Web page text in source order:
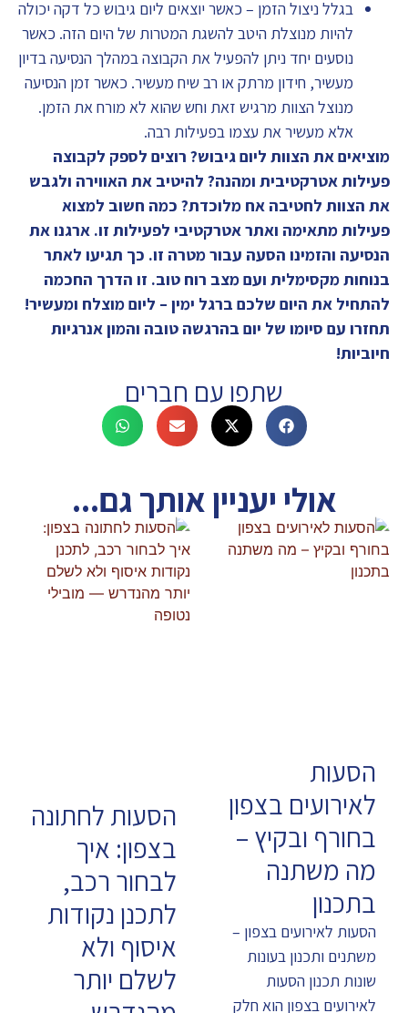
בגלל ניצול הזמן – כאשר יוצאים ליום גיבוש כל דקה יכולה
להיות מנוצלת היטב להשגת המטרות של היום הזה. כאשר
נוסעים יחד ניתן להפעיל את הקבוצה במהלך הנסיעה בדיון
מעשיר, חידון מרתק או רב שיח מעשיר. כאשר זמן הנסיעה
מנוצל הצוות מרגיש זאת וחש שהוא לא מורח את הזמן.
אלא מעשיר את עצמו בפעילות רבה.
מוציאים את הצוות ליום גיבוש? רוצים לספק לקבוצה
פעילות אטרקטיבית ומהנה? להיטיב את האווירה ולגבש
את הצוות לחטיבה אח מלוכדת? כמה חשוב למצוא
פעילות מתאימה ואתר אטרקטיבי לפעילות זו. ארגנו את
הנסיעה והזמינו הסעה עבור מטרה זו. כך תגיעו לאתר
בנוחות מקסימלית ועם מצב רוח טוב. זו הדרך החכמה
להתחיל את היום שלכם ברגל ימין – ליום מוצלח ומעשיר!
תחזרו עם סיומו של יום בהרגשה טובה והמון אנרגיות
חיוביות!
שתפו עם חברים
אולי יעניין אותך גם...
הסעות
לאירועים בצפון
בחורף ובקיץ –
מה משתנה
בתכנון
הסעות לאירועים בצפון –
משתנים ותכנון בעונות
שונות תכנון הסעות
לאירועים בצפון הוא חלק
הסעות לחתונה
בצפון: איך
לבחור רכב,
לתכנן נקודות
איסוף ולא
לשלם יותר